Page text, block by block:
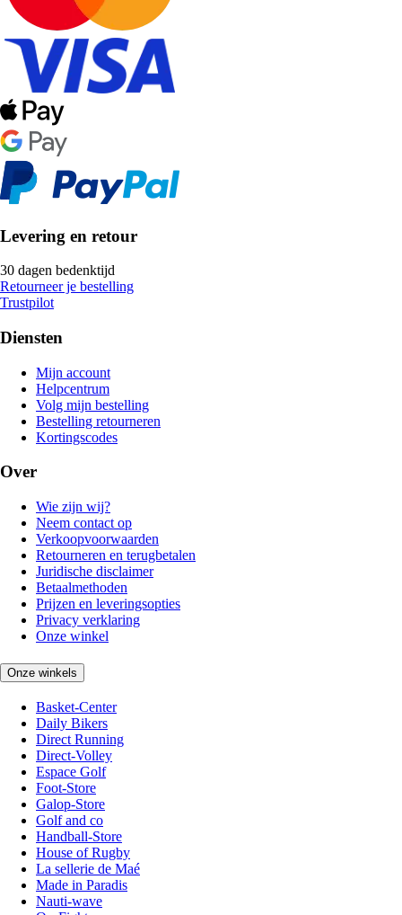
Levering en retour
30 dagen bedenktijd
Retourneer je bestelling
Trustpilot
Diensten
Mijn account
Helpcentrum
Volg mijn bestelling
Bestelling retourneren
Kortingscodes
Over
Wie zijn wij?
Neem contact op
Verkoopvoorwaarden
Retourneren en terugbetalen
Juridische disclaimer
Betaalmethoden
Prijzen en leveringsopties
Privacy verklaring
Onze winkel
Onze winkels
Basket-Center
Daily Bikers
Direct Running
Direct-Volley
Espace Golf
Foot-Store
Galop-Store
Golf and co
Handball-Store
House of Rugby
La sellerie de Maé
Made in Paradis
Nauti-wave